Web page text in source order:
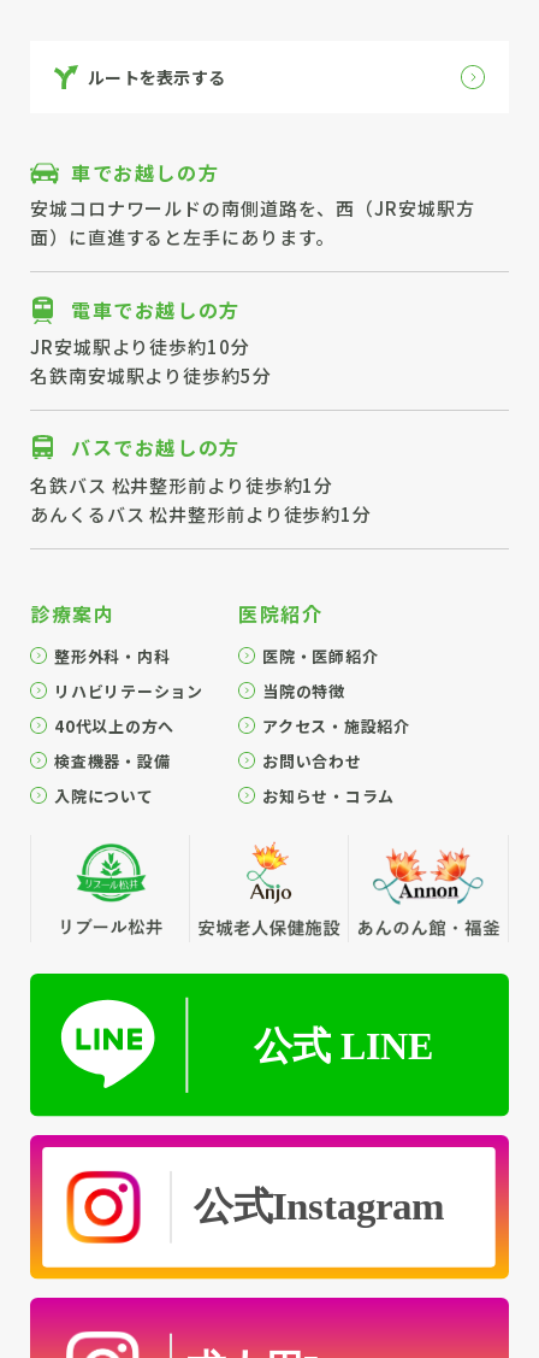
ルートを表示する
車でお越しの方
安城コロナワールドの南側道路を、西（JR安城駅方
面）に直進すると左手にあります。
電車でお越しの方
JR安城駅より徒歩約10分
名鉄南安城駅より徒歩約5分
バスでお越しの方
名鉄バス 松井整形前より徒歩約1分
あんくるバス 松井整形前より徒歩約1分
診療案内
整形外科・内科
リハビリテーション
40代以上の方へ
検査機器・設備
入院について
医院紹介
医院・医師紹介
当院の特徴
アクセス・施設紹介
お問い合わせ
お知らせ・コラム